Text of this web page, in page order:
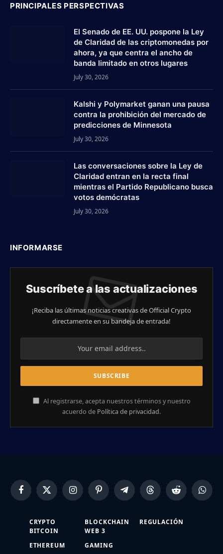
PRINCIPALES PERSPECTIVAS
El Senado de EE. UU. pospone la Ley
de Claridad de las criptomonedas por
ahora, ya que centra el ancho de
banda limitado en otros lugares
July 30, 2026
Kalshi y Polymarket ganan una pausa
contra la prohibición del mercado de
predicciones de Minnesota
July 30, 2026
Las conversaciones sobre la Ley de
Claridad entran en la recta final
mientras el Partido Republicano busca
votos demócratas
July 30, 2026
INFORMARSE
Suscríbete a las actualizaciones
¡Reciba las últimas noticias creativas de Official Crypto
directamente en su bandeja de entrada!
Al registrarse, acepta nuestros términos y nuestro
acuerdo de Política de privacidad.
FacebookX
(Twitter)
InstagramPinterestTelegramThreads Reddit
CRYPTO
BITCOIN
ETHEREUM
BLOCKCHAIN
WEB 3
GAMING
REGULACIÓN